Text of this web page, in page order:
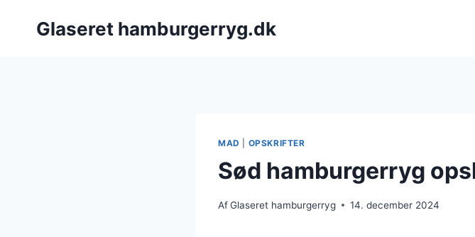
Glaseret hamburgerryg.dk
MAD OPSKRIFTER
Sød hamburgerryg
AfGlaseret hamburgerryg 14. december 2024